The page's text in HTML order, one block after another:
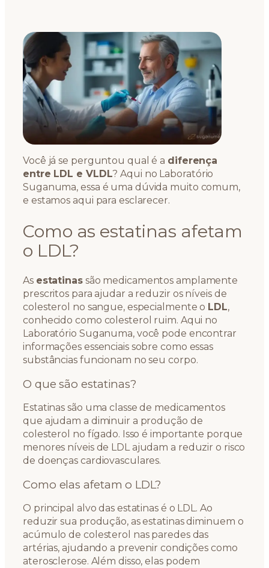
Você já se perguntou qual é a diferença
entre LDL e VLDL? Aqui no Laboratório
Suganuma, essa é uma dúvida muito comum,
e estamos aqui para esclarecer.
Como as estatinas afetam
o LDL?
As estatinassão medicamentos amplamente
prescritos para ajudar a reduzir os níveis de
colesterol no sangue, especialmente o LDL,
conhecido como colesterol ruim. Aqui no
Laboratório Suganuma, você pode encontrar
informações essenciais sobre como essas
substâncias funcionam no seu corpo.
O que são estatinas?
Estatinas são uma classe de medicamentos
que ajudam a diminuir a produção de
colesterol no fígado. Isso é importante porque
menores níveis de LDL ajudam a reduzir o risco
de doenças cardiovasculares.
Como elas afetam o LDL?
O principal alvo das estatinas é o LDL. Ao
reduzir sua produção, as estatinas diminuem o
acúmulo de colesterol nas paredes das
artérias, ajudando a prevenir condições como
aterosclerose. Além disso, elas podem